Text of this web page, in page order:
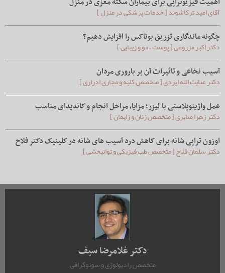
آقای امید ترکاشوند [ خدمات پزشکی در منزل ]
چگونه ماندگاری تزریق بوتاکس را افزایش دهیم؟
دکتر اکبر مزروعی [ پوست ، مو و زیبایی ]
آسیب نخاعی و تاثیرات آن بر باروری مردان
دکتر عنایت الله ایزدی [ متخصص کلیه و مجاری ادراری ]
عمل واژینوپلاستی با لیزر؛ مزایا، مراحل انجام و کاندیدای مناسب
دکتر زهرا صابری [ متخصص زنان و زایمان ]
اوزون تراپی شانه برای کاهش درد آسیب های شانه در کلینیک دکتر فلاح
دکتر سلمان فلاح [ متخصص طب فیزیکی و توانبخشی ]
دکتر غلامرضا سیف
متخصص رادیولوژی و سونوگرافی